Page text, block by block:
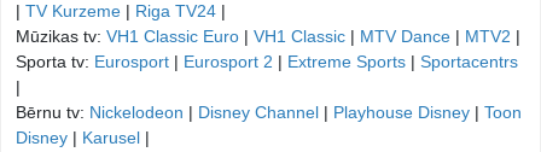
| TV Kurzeme | Riga TV24 |
Mūzikas tv: VH1 Classic Euro | VH1 Classic | MTV Dance | MTV2 |
Sporta tv: Eurosport | Eurosport 2 | Extreme Sports | Sportacentrs
|
Bērnu tv: Nickelodeon | Disney Channel | Playhouse Disney | Toon
Disney | Karusel |